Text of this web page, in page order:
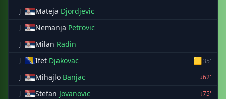
J Mateja Djordjevic
J Nemanja Petrovic
J Milan Radin
J Ifet Djakovac 🟨35'
J
Mihajlo Banjac
↓62'
J
Stefan Jovanovic
↓75'